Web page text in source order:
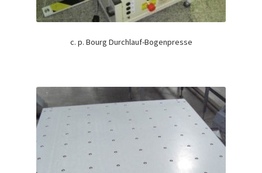
c. p. Bourg Durchlauf-Bogenpresse